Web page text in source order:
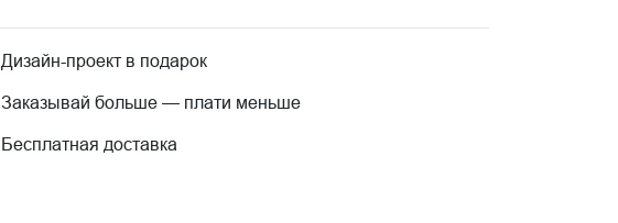
Дизайн-проект в подарок
Заказывай больше — плати меньше
Бесплатная доставка